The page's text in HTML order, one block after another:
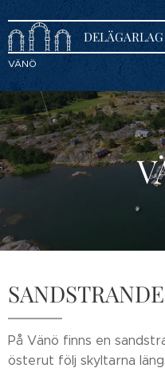
DELÄGARLAG
VÄNÖ
På Vänö finns en
österut följ skyltarna